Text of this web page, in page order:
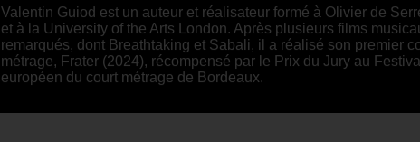
Valentin Guiod est un auteur et réalisateur formé à Olivier de
et à la University of the Arts London. Après plusieurs films
remarqués, dont Breathtaking et Sabali, il a réalisé son premier
métrage, Frater (2024), récompensé par le Prix du Jury au
européen du court métrage de Bordeaux.